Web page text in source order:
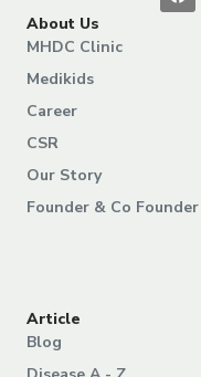
About Us
MHDC Clinic
Medikids
Career
CSR
Our Story
Founder & Co Founder
Article
Blog